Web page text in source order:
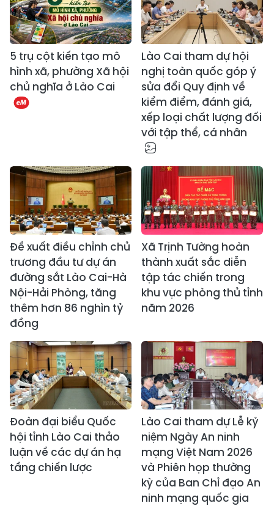
5 trụ cột kiến tạo mô
hình xã, phường Xã hội
chủ nghĩa ở Lào Cai
Lào Cai tham dự hội
nghị toàn quốc góp ý
sửa đổi Quy định về
kiểm điểm, đánh giá,
xếp loại chất lượng đối
với tập thể, cá nhân
Đề xuất điều chỉnh chủ
trương đầu tư dự án
đường sắt Lào Cai-Hà
Nội-Hải Phòng, tăng
thêm hơn 86 nghìn tỷ
đồng
Xã Trịnh Tường hoàn
thành xuất sắc diễn
tập tác chiến trong
khu vực phòng thủ tỉnh
năm 2026
Đoàn đại biểu Quốc
hội tỉnh Lào Cai thảo
luận về các dự án hạ
tầng chiến lược
Lào Cai tham dự Lễ kỷ
niệm Ngày An ninh
mạng Việt Nam 2026
và Phiên họp thường
kỳ của Ban Chỉ đạo An
ninh mạng quốc gia